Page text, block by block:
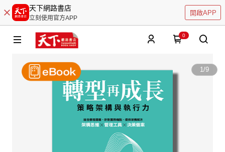
天下網路書店
立刻使用官方APP
開啟APP
0
1/9